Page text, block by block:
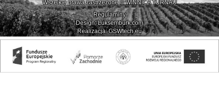
Wszelkie prawa zastrzeżone © WINNICA TURNAU
Regulaminy
Design: Luksemburk.com
Realizacja: GSWtech.eu